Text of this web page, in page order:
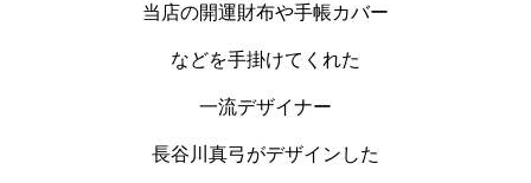
当店の開運財布や手帳カバー
などを手掛けてくれた
一流デザイナー
長谷川真弓がデザインした